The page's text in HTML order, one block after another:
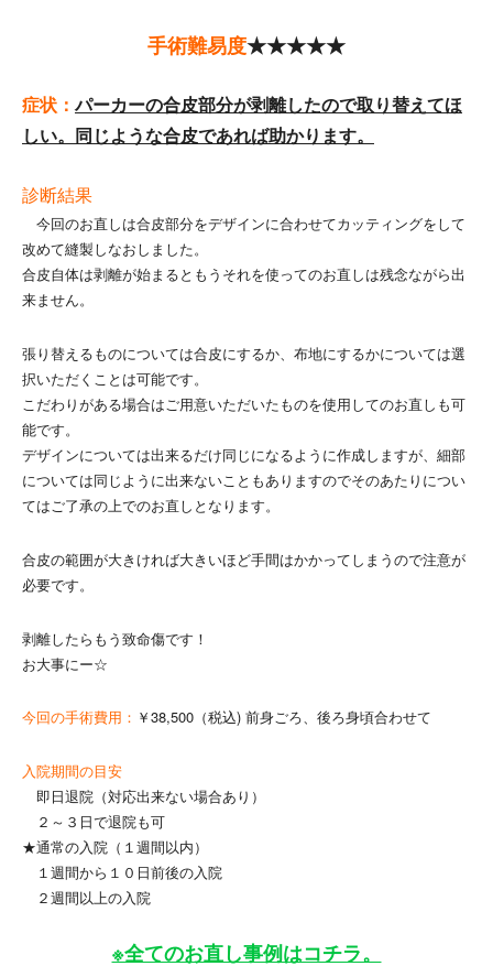
手術難易度★★★★★
症状：パーカーの合皮部分が剥離したので取り替えてほ
しい。同じような合皮であれば助かります。
診断結果
今回のお直しは合皮部分をデザインに合わせてカッティングをして
改めて縫製しなおしました。
合皮自体は剥離が始まるともうそれを使ってのお直しは残念ながら出
来ません。
張り替えるものについては合皮にするか、布地にするかについては選
択いただくことは可能です。
こだわりがある場合はご用意いただいたものを使用してのお直しも可
能です。
デザインについては出来るだけ同じになるように作成しますが、細部
については同じように出来ないこともありますのでそのあたりについ
てはご了承の上でのお直しとなります。
合皮の範囲が大きければ大きいほど手間はかかってしまうので注意が
必要です。
剥離したらもう致命傷です！
お大事にー☆
今回の手術費用： ￥38,500（税込) 前身ごろ、後ろ身頃合わせて
入院期間の目安
即日退院（対応出来ない場合あり）
２～３日で退院も可
★通常の入院（１週間以内）
１週間から１０日前後の入院
２週間以上の入院
※全てのお直し事例はコチラ。